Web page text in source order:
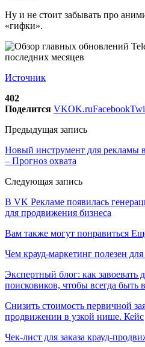
Ну и не стоит забывать про
«гифки».
Источник
402
Поделится VKOK.ruFacebook
Предыдущая запись
Новый инструмент для рекламы
– Прогноз охвата
Следующая запись
В VK Рекламе появилась
для продвижения бизнеса
Вам также могут понравиться
Чем крауд-маркетинг полезен
Экспертный блог: как завоевать
поисковиков, чтобы всегда быть
Снизить стоимость первичной
продвижении в узкой нише. Кейс
Чек-лист для заказа крауд-